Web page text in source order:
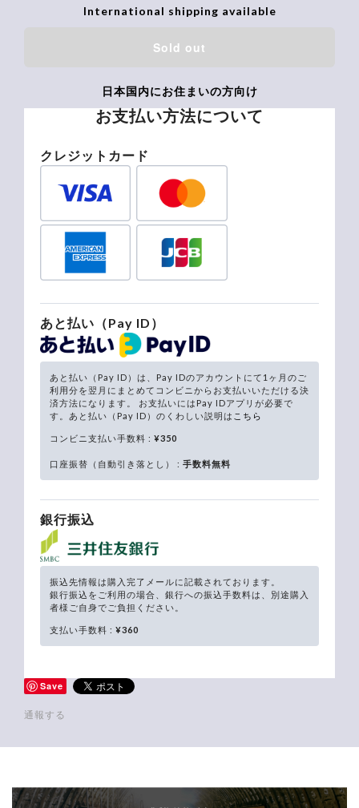
International shipping available
Sold out
日本国内にお住まいの方向け
お支払い方法について
クレジットカード
あと払い（Pay ID）
あと払い（Pay ID）は、Pay IDのアカウントにて1ヶ月のご
利用分を翌月にまとめてコンビニからお支払いいただける決
済方法になります。 お支払いにはPay IDアプリが必要で
す。あと払い（Pay ID）のくわしい説明は こちら
コンビニ支払い手数料 : ¥350
口座振替（自動引き落とし） : 手数料無料
銀行振込
振込先情報は購入完了メールに記載されております。
銀行振込をご利用の場合、銀行への振込手数料は、別途購入
者様ご自身でご負担ください。
支払い手数料 : ¥360
Save
通報する